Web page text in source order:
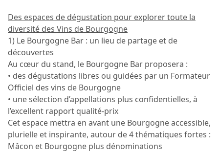
Des espaces de dégustation pour explorer toute la
diversité des Vins de Bourgogne
1) Le Bourgogne Bar : un lieu de partage et de
découvertes
Au cœur du stand, le Bourgogne Bar proposera :
• des dégustations libres ou guidées par un Formateur
Officiel des vins de Bourgogne
• une sélection d’appellations plus confidentielles, à
l’excellent rapport qualité-prix
Cet espace mettra en avant une Bourgogne accessible,
plurielle et inspirante, autour de 4 thématiques fortes :
Mâcon et Bourgogne plus dénominations